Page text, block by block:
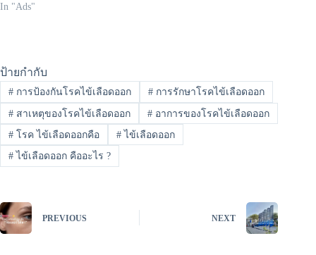
In "Ads"
ป้ายกำกับ
#การป้องกันโรคไข้เลือดออก #การรักษาโรคไข้เลือดออก
#สาเหตุของโรคไข้เลือดออก #อาการของโรคไข้เลือดออก
#โรค ไข้เลือดออกคือ #ไข้เลือดออก
#ไข้เลือดออก คืออะไร ?
PREVIOUS NEXT